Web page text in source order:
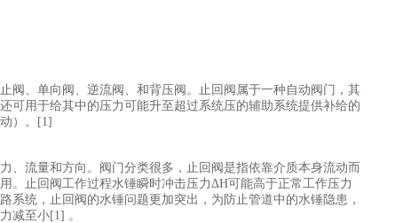
阀、单向阀、逆流阀、和背压阀。止回阀属于一种自动阀门，其
可用于给其中的压力可能升至超过系统压的辅助系统提供补给的
）。[1]
、流量和方向。阀门分类很多，止回阀是指依靠介质本身流动而
。止回阀工作过程水锤瞬时冲击压力ΔH可能高于正常工作压力
统，止回阀的水锤问题更加突出，为防止管道中的水锤隐患，
减至小[1] 。